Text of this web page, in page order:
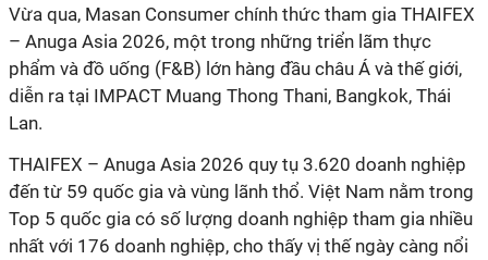
Vừa qua, Masan Consumer chính thức tham gia THAIFEX
– Anuga Asia 2026, một trong những triển lãm thực
phẩm và đồ uống (F&B) lớn hàng đầu châu Á và thế giới,
diễn ra tại IMPACT Muang Thong Thani, Bangkok, Thái
Lan.
THAIFEX – Anuga Asia 2026 quy tụ 3.620 doanh nghiệp
đến từ 59 quốc gia và vùng lãnh thổ. Việt Nam nằm trong
Top 5 quốc gia có số lượng doanh nghiệp tham gia nhiều
nhất với 176 doanh nghiệp, cho thấy vị thế ngày càng nổi